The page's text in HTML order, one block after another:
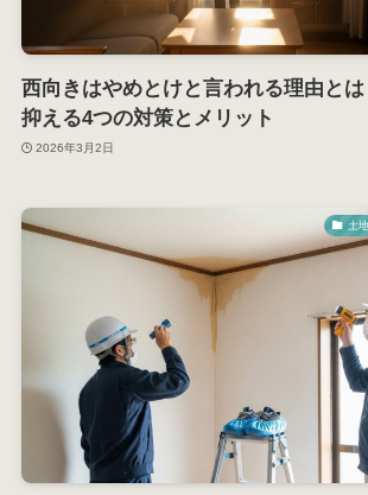
西向きはやめとけと言われる理由と
抑える4つの対策とメリット
2026年3月2日
土